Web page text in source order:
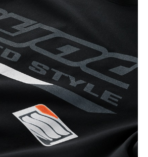
GREY
M
¥6,160(税込)
NAVY
M
¥6,160
カートに入れる
WHITE
カートに入れる